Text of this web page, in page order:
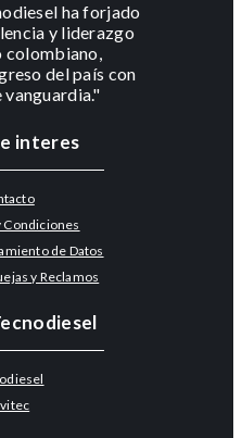
ha forjado
y liderazgo
colombiano,
del país con
interes
Condiciones
de Datos
y Reclamos